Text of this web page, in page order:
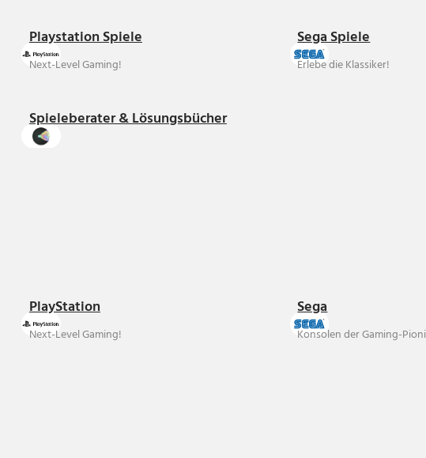
Playstation Spiele
Next-Level Gaming!
Sega Spiele
Erlebe die Klassiker!
Spieleberater & Lösungsbücher
PlayStation
Next-Level Gaming!
Sega
Konsolen der Gaming-